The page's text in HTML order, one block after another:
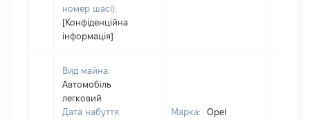
номер шасі):
[Конфіденційна
інформація]
Вид майна:
Автомобіль
легковий
Дата набуття
Марка:
Opel